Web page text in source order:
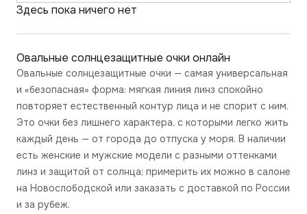
Здесь пока ничего нет
Овальные солнцезащитные очки онлайн
Овальные солнцезащитные очки — самая универсальная
и «безопасная» форма: мягкая линия линз спокойно
повторяет естественный контур лица и не спорит с ним.
Это очки без лишнего характера, с которыми легко жить
каждый день — от города до отпуска у моря. В наличии
есть женские и мужские модели с разными оттенками
линз и защитой от солнца; примерить их можно в салоне
на Новослободской или заказать с доставкой по России
и за рубеж.